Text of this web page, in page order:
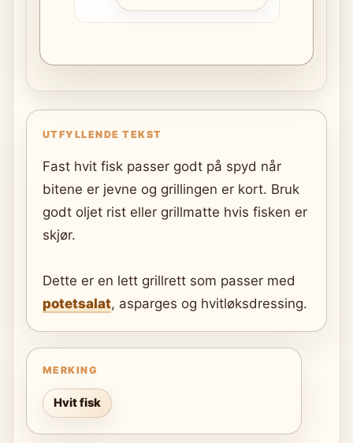
UTFYLLENDE TEKST
Fast hvit fisk passer godt på spyd når
bitene er jevne og grillingen er kort. Bruk
godt oljet rist eller grillmatte hvis fisken er
skjør.
Dette er en lett grillrett som passer med
potetsalat, asparges og hvitløksdressing.
MERKING
Hvit fisk